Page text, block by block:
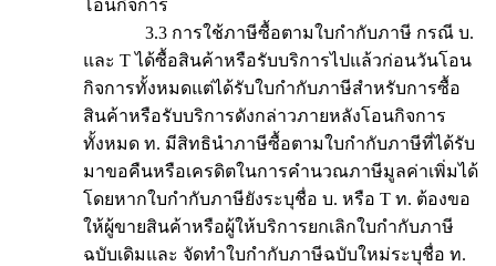
โอนกิจการ
3.3 การใช้ภาษีซื้อตามใบกำกับภาษี กรณี บ.
และ T ได้ซื้อสินค้าหรือรับบริการไปแล้วก่อนวันโอน
กิจการทั้งหมดแต่ได้รับใบกำกับภาษีสำหรับการซื้อ
สินค้าหรือรับบริการดังกล่าวภายหลังโอนกิจการ
ทั้งหมด ท. มีสิทธินำภาษีซื้อตามใบกำกับภาษีที่ได้รับ
มาขอคืนหรือเครดิตในการคำนวณภาษีมูลค่าเพิ่มได้
โดยหากใบกำกับภาษียังระบุชื่อ บ. หรือ T ท. ต้องขอ
ให้ผู้ขายสินค้าหรือผู้ให้บริการยกเลิกใบกำกับภาษี
ฉบับเดิมและ จัดทำใบกำกับภาษีฉบับใหม่ระบุชื่อ ท.